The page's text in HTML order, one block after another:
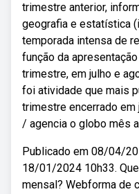
trimestre anterior,
geografia e estatística
temporada intensa de
função da
trimestre, em julho e
foi atividade que mais
trimestre encerrado
/ agencia o globo mês
Publicado em 08/04/
18/01/2024 10h33.
mensal? Webforma de